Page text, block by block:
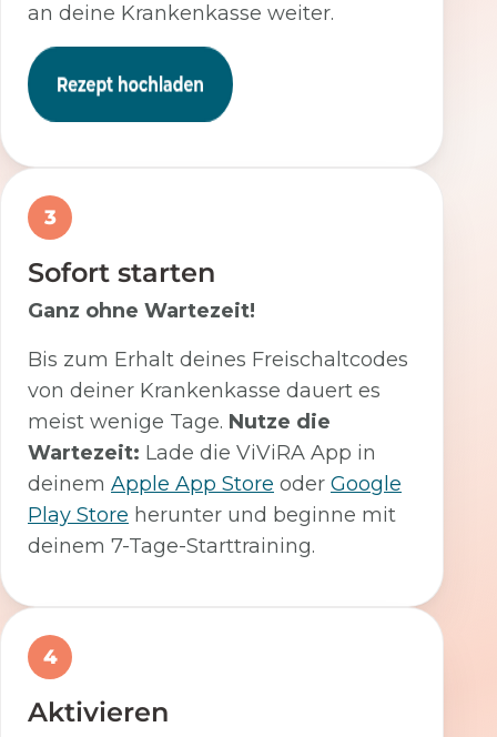
an deine Krankenkasse weiter.
3
Sofort starten
Ganz ohne Wartezeit!
Bis zum Erhalt deines Freischaltcodes
von deiner Krankenkasse dauert es
meist wenige Tage. Nutze die
Wartezeit: Lade die ViViRA App in
deinem Apple App Store oder Google
Play Store herunter und beginne mit
deinem 7-Tage-Starttraining.
4
Aktivieren